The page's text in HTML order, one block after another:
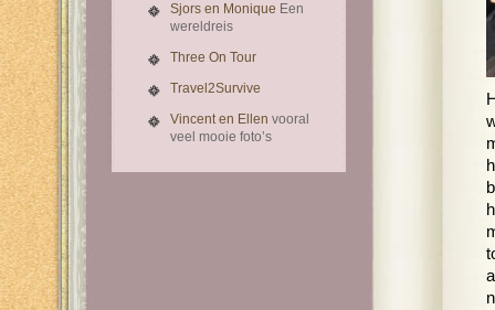
Sjors en Monique Een
wereldreis
Three On Tour
Travel2Survive
Vincent en Ellen vooral
veel mooie foto’s